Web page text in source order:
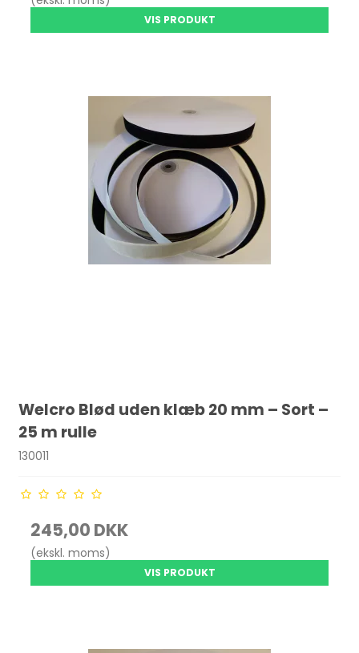
VIS PRODUKT
Welcro Blød uden klæb 20 mm – Sort –
25 m rulle
130011
245,00 DKK
(ekskl. moms)
VIS PRODUKT